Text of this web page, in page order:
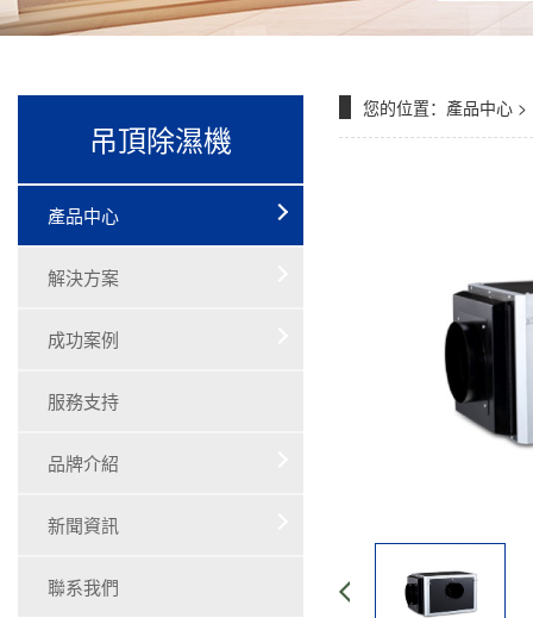
吊頂除濕機
產品中心
解決方案
成功案例
服務支持
品牌介紹
新聞資訊
聯系我們
您的位置： 產品中心 >